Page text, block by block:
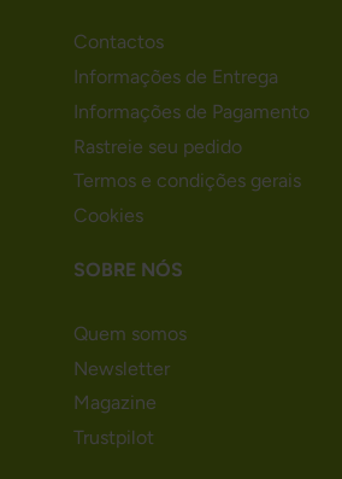
Contactos
Informações de Entrega
Informações de Pagamento
Rastreie seu pedido
Termos e condições gerais
Cookies
SOBRE NÓS
Quem somos
Newsletter
Magazine
Trustpilot